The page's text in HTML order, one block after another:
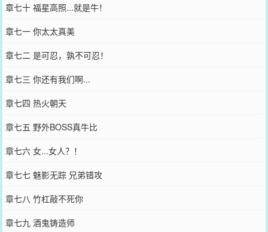
章七十 福星高照...就是牛！
章七一 你太太真美
章七二 是可忍，孰不可忍！
章七三 你还有我们啊...
章七四 热火朝天
章七五 野外BOSS真牛比
章七六 女...女人？！
章七七 魅影无踪 兄弟错攻
章七八 竹杠敲不死你
章七九 酒鬼铸造师